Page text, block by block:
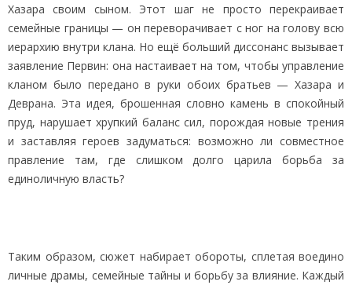
Хазара своим сыном. Этот шаг не просто перекраивает
семейные границы — он переворачивает с ног на голову всю
иерархию внутри клана. Но ещё больший диссонанс вызывает
заявление Первин: она настаивает на том, чтобы управление
кланом было передано в руки обоих братьев — Хазара и
Деврана. Эта идея, брошенная словно камень в спокойный
пруд, нарушает хрупкий баланс сил, порождая новые трения
и заставляя героев задуматься: возможно ли совместное
правление там, где слишком долго царила борьба за
единоличную власть?
Таким образом, сюжет набирает обороты, сплетая воедино
личные драмы, семейные тайны и борьбу за влияние. Каждый